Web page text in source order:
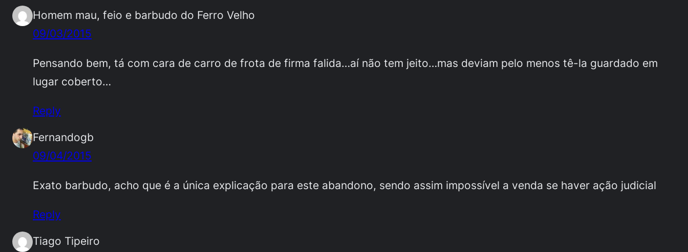
Homem mau, feio e barbudo do Ferro Velho
09/03/2015
Pensando bem, tá com cara de carro de frota de firma falida…aí não tem jeito…mas deviam pelo menos tê-la guardado em
lugar coberto…
Reply
Fernandogb
09/04/2015
Exato barbudo, acho que é a única explicação para este abandono, sendo assim impossível a venda se haver ação judicial
Reply
Tiago Tipeiro